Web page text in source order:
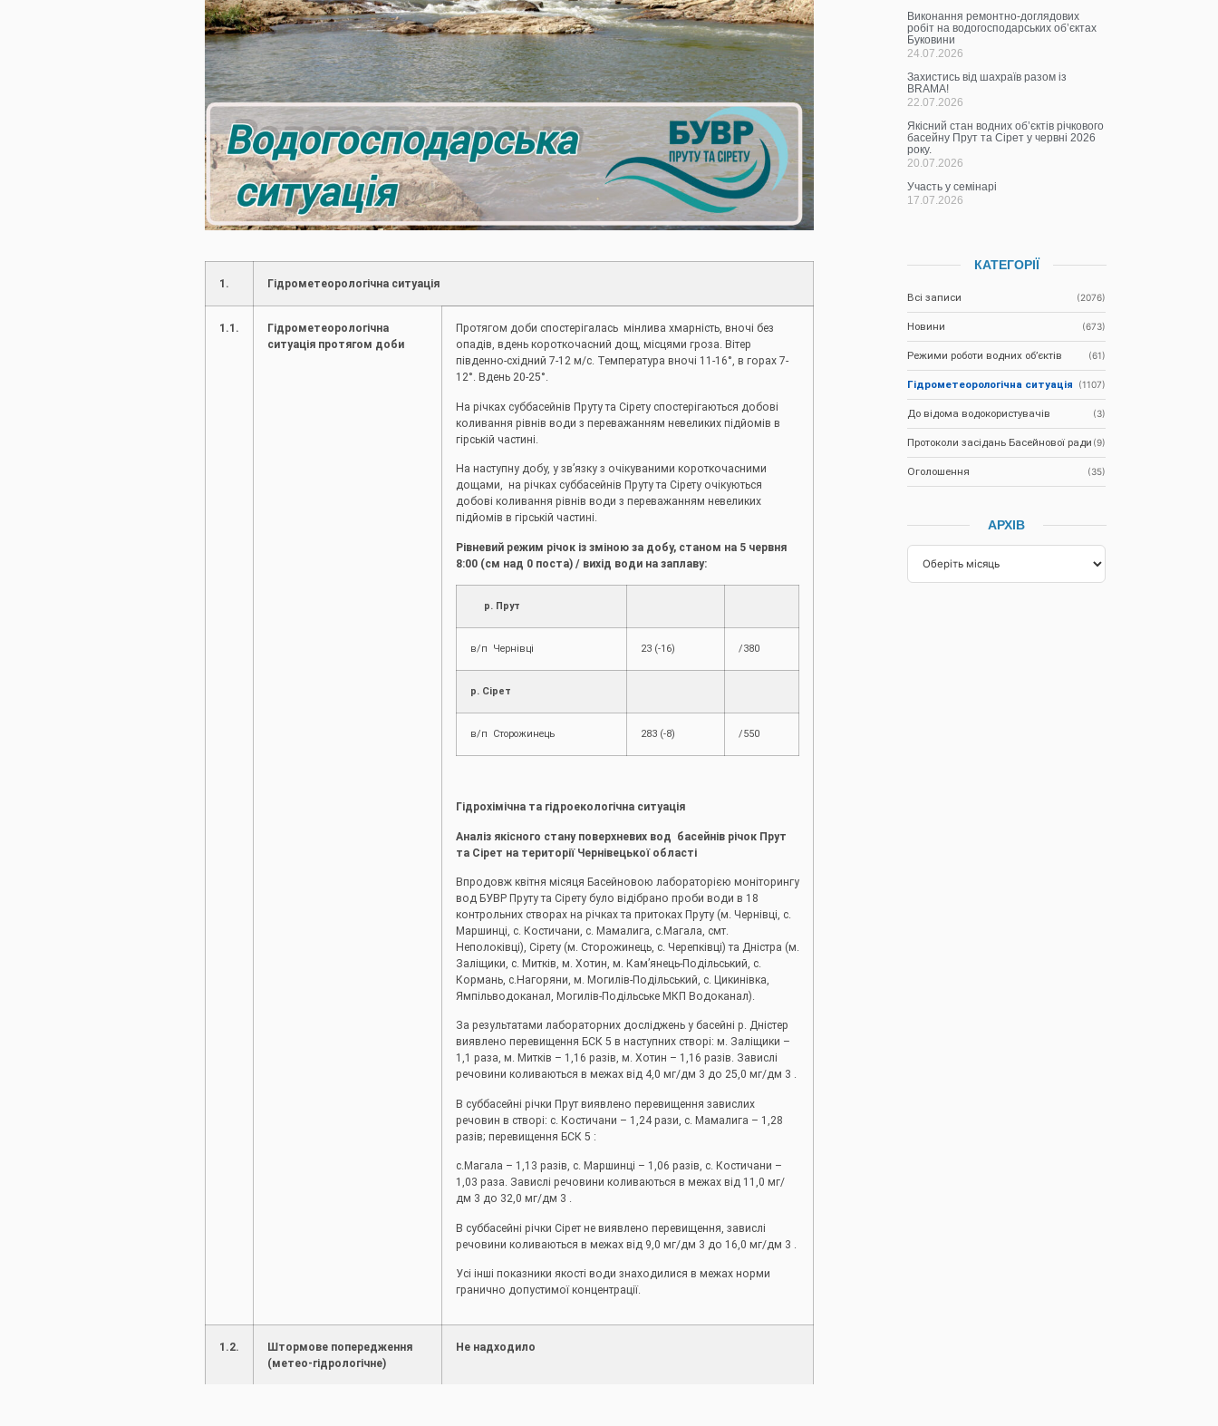
1. Гідрометеорологічна ситуація
1.1.
Гідрометеорологічна
ситуація протягом доби
Протягом доби спостерігалась мінлива хмарність, вночі без
опадів, вдень короткочасний дощ, місцями гроза. Вітер
південно-східний 7-12 м/с. Температура вночі 11-16°, в горах 7-
12°. Вдень 20-25°.
На річках суббасейнів Пруту та Сірету спостерігаються добові
коливання рівнів води з переважанням невеликих підйомів в
гірській частині.
На наступну добу, у зв’язку з очікуваними короткочасними
дощами, на річках суббасейнів Пруту та Сірету очікуються
добові коливання рівнів води з переважанням невеликих
підйомів в гірській частині.
Рівневий режим річок із зміною за добу, станом на 5 червня
8:00 (см над 0 поста) / вихід води на заплаву:
р. Прут
в/п Чернівці 23 (-16) /380
р. Сірет
в/п Сторожинець 283 (-8) /550
Гідрохімічна та гідроекологічна ситуація
Аналіз якісного стану поверхневих вод басейнів річок Прут
та Сірет на території Чернівецької області
Впродовж квітня місяця Басейновою лабораторією моніторингу
вод БУВР Пруту та Сірету було відібрано проби води в 18
контрольних створах на річках та притоках Пруту (м. Чернівці, c.
Маршинці, с. Костичани, с. Мамалига, с.Магала, смт.
Неполоківці), Сірету (м. Сторожинець, с. Черепківці) та Дністра (м.
Заліщики, с. Митків, м. Хотин, м. Кам’янець-Подільський, с.
Кормань, с.Нагоряни, м. Могилів-Подільський, с. Цикинівка,
Ямпільводоканал, Могилів-Подільське МКП Водоканал).
За результатами лабораторних досліджень у басейні р. Дністер
виявлено перевищення БСК 5 в наступних створі: м. Заліщики –
1,1 раза, м. Митків – 1,16 разів, м. Хотин – 1,16 разів. Завислі
речовини коливаються в межах від 4,0 мг/дм 3 до 25,0 мг/дм 3 .
В суббасейні річки Прут виявлено перевищення завислих
речовин в створі: с. Костичани – 1,24 рази, с. Мамалига – 1,28
разів; перевищення БСК 5 :
с.Магала – 1,13 разів, с. Маршинці – 1,06 разів, с. Костичани –
1,03 раза. Завислі речовини коливаються в межах від 11,0 мг/
дм 3 до 32,0 мг/дм 3 .
В суббасейні річки Сірет не виявлено перевищення, завислі
речовини коливаються в межах від 9,0 мг/дм 3 до 16,0 мг/дм 3 .
Усі інші показники якості води знаходилися в межах норми
гранично допустимої концентрації.
1.2.
Штормове попередження
(метео-гідрологічне)
Не надходило
Виконання ремонтно-доглядових
робіт на водогосподарських об’єктах
Буковини
24.07.2026
Захистись від шахраїв разом із
BRAMA!
22.07.2026
Якісний стан водних об’єктів річкового
басейну Прут та Сірет у червні 2026
року.
20.07.2026
Участь у семінарі
17.07.2026
КАТЕГОРІЇ
Всі записи (2076)
Новини (673)
Режими роботи водних об’єктів (61)
Гідрометеорологічна ситуація (1107)
До відома водокористувачів (3)
Протоколи засідань Басейнової ради (9)
Оголошення (35)
АРХІВ